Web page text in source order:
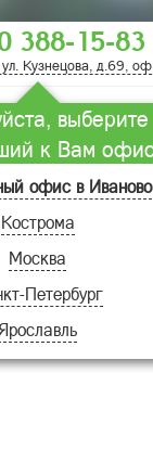
388-15-83
Кузнецова, д.69,
выберите
к Вам
офис в Иваново
Кострома
Москва
Петербург
Ярославль
ДОМА